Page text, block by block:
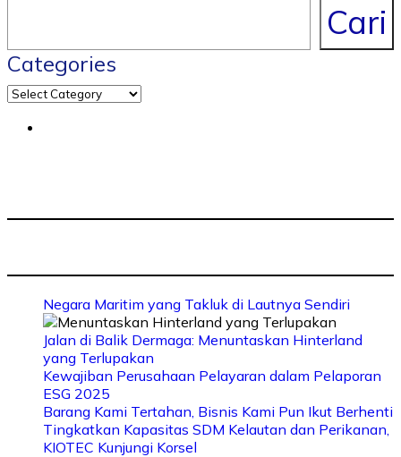
Cari
Categories
Negara Maritim yang Takluk di Lautnya Sendiri
Jalan di Balik Dermaga: Menuntaskan Hinterland
yang Terlupakan
Kewajiban Perusahaan Pelayaran dalam Pelaporan
ESG 2025
Barang Kami Tertahan, Bisnis Kami Pun Ikut Berhenti
Tingkatkan Kapasitas SDM Kelautan dan Perikanan,
KIOTEC Kunjungi Korsel